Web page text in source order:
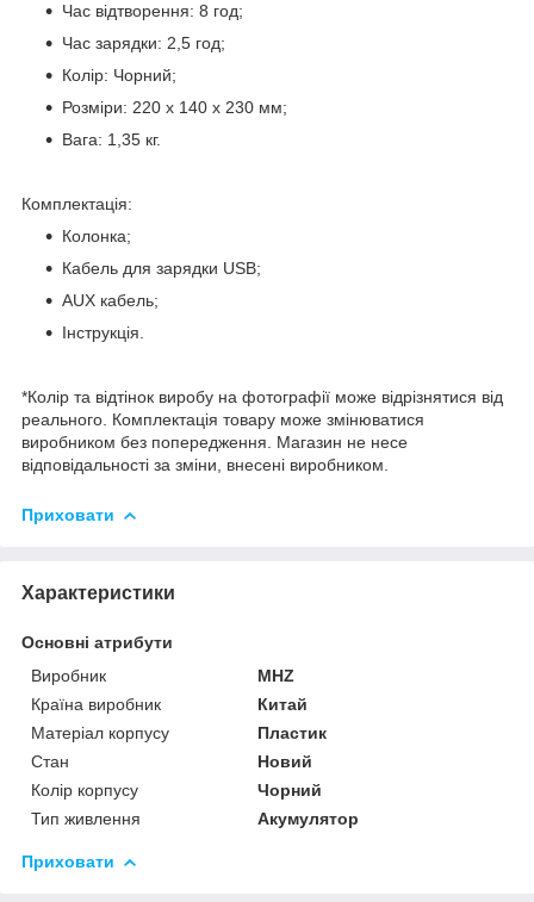
Час відтворення: 8 год;
Час зарядки: 2,5 год;
Колір: Чорний;
Розміри: 220 х 140 х 230 мм;
Вага: 1,35 кг.
Комплектація:
Колонка;
Кабель для зарядки USB;
AUX кабель;
Інструкція.
*Колір та відтінок виробу на фотографії може відрізнятися від
реального. Комплектація товару може змінюватися
виробником без попередження. Магазин не несе
відповідальності за зміни, внесені виробником.
Приховати
Характеристики
Основні атрибути
Виробник
MHZ
Країна виробник
Китай
Матеріал корпусу
Пластик
Стан
Новий
Колір корпусу
Чорний
Тип живлення
Акумулятор
Приховати